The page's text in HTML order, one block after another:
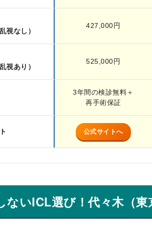
視なし）
427,000円
視あり）
525,000円
3年間の検診無料＋
再手術保証
公式サイトへ
ないICL選び！代々木（東